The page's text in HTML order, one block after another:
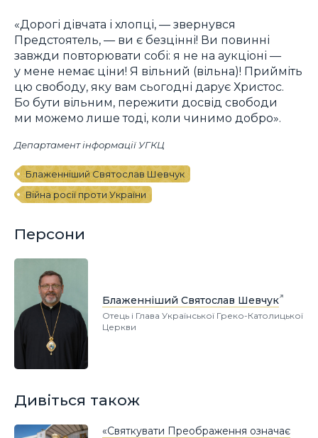
«Дорогі дівчата і хлопці, — звернувся
Предстоятель, — ви є безцінні! Ви повинні
завжди повторювати собі: я не на аукціоні —
у мене немає ціни! Я вільний (вільна)! Прийміть
цю свободу, яку вам сьогодні дарує Христос.
Бо бути вільним, пережити досвід свободи
ми можемо лише тоді, коли чинимо добро».
Департамент інформації УГКЦ
Блаженніший Святослав Шевчук
Війна росії проти України
Персони
Блаженніший Святослав Шевчук
Отець і Глава Української Греко-Католицької
Церкви
Дивіться також
«Святкувати Преображення означає